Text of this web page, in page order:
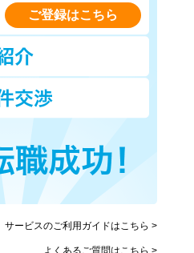
西武西武園線
京王線
京王井の頭線
京王動物園線
小田急多摩線
東急目黒線
東急大井町線
東急多摩川線
京急本線
東武亀戸線
ご登録はこちら
サービスのご利用ガイドはこちら >
よくあるご質問はこちら >